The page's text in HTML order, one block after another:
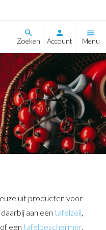
Zoeken Account Menu
uit producten voor
aan een tafelzeil,
of een tafelbeschermer.